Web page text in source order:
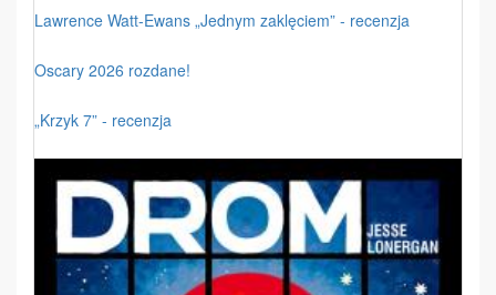
Lawrence Watt-Ewans „Jednym zaklęciem” - recenzja
Oscary 2026 rozdane!
„Krzyk 7” - recenzja